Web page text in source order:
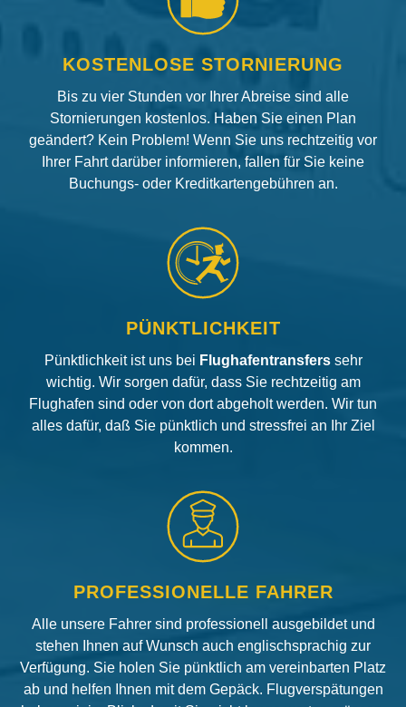
KOSTENLOSE STORNIERUNG
Bis zu vier Stunden vor Ihrer Abreise sind alle
Stornierungen kostenlos. Haben Sie einen Plan
geändert? Kein Problem! Wenn Sie uns rechtzeitig vor
Ihrer Fahrt darüber informieren, fallen für Sie keine
Buchungs- oder Kreditkartengebühren an.
PÜNKTLICHKEIT
Pünktlichkeit ist uns bei Flughafentransfers sehr
wichtig. Wir sorgen dafür, dass Sie rechtzeitig am
Flughafen sind oder von dort abgeholt werden. Wir tun
alles dafür, daß Sie pünktlich und stressfrei an Ihr Ziel
kommen.
PROFESSIONELLE FAHRER
Alle unsere Fahrer sind professionell ausgebildet und
stehen Ihnen auf Wunsch auch englischsprachig zur
Verfügung. Sie holen Sie pünktlich am vereinbarten Platz
ab und helfen Ihnen mit dem Gepäck. Flugverspätungen